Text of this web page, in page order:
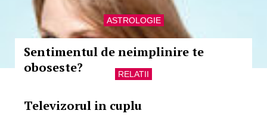
ASTROLOGIE
Sentimentul de neimplinire te
oboseste?
RELATII
Televizorul in cuplu